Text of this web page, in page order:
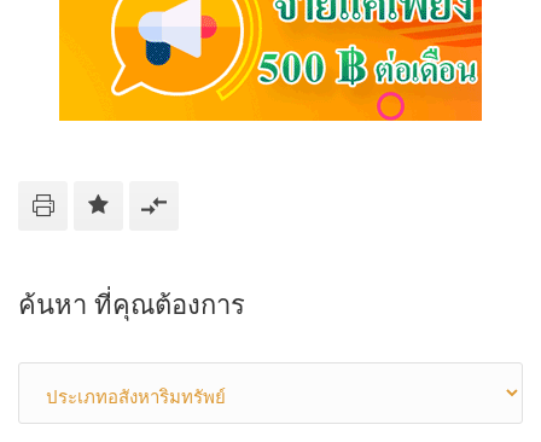
ค้นหา ที่คุณต้องการ